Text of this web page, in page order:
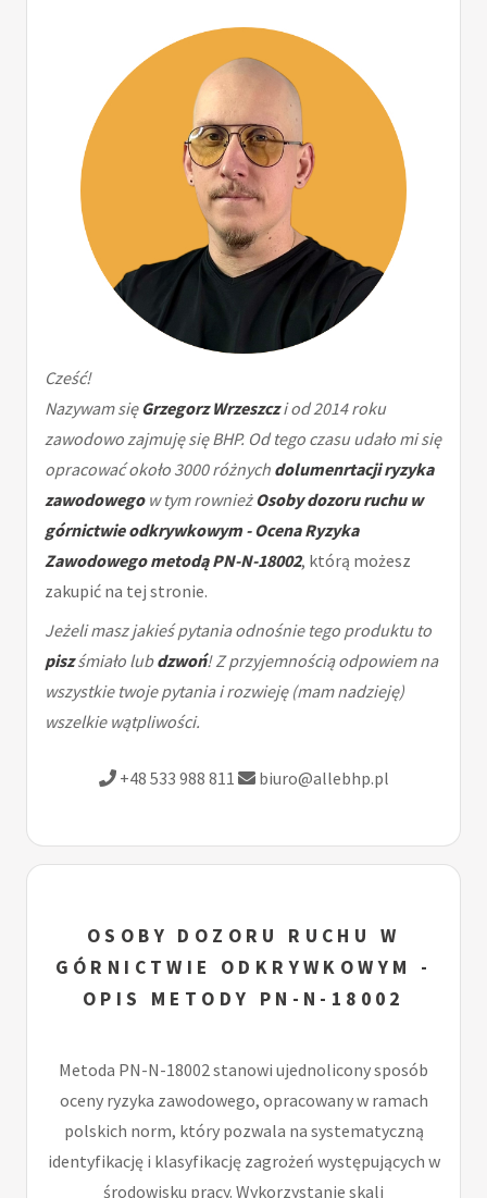
Cześć!
Nazywam sięGrzegorz Wrzeszczi od 2014 roku
zawodowo zajmuję się BHP. Od tego czasu udało mi się
opracować około 3000 różnych dolumenrtacji ryzyka
zawodowegow tym rownieżOsoby dozoru ruchu w
górnictwie odkrywkowym - Ocena Ryzyka
Zawodowego metodą PN-N-18002, którą możesz
zakupić na tej stronie.
Jeżeli masz jakieś pytania odnośnie tego produktu to
piszśmiało lubdzwoń! Z przyjemnością odpowiem na
wszystkie twoje pytania i rozwieję (mam nadzieję)
wszelkie wątpliwości.
+48 533 988 811 biuro@allebhp.pl
OSOBY DOZORU RUCHU W
GÓRNICTWIE ODKRYWKOWYM -
OPIS METODY PN-N-18002
Metoda PN-N-18002 stanowi ujednolicony sposób
oceny ryzyka zawodowego, opracowany w ramach
polskich norm, który pozwala na systematyczną
identyfikację i klasyfikację zagrożeń występujących w
środowisku pracy. Wykorzystanie skali